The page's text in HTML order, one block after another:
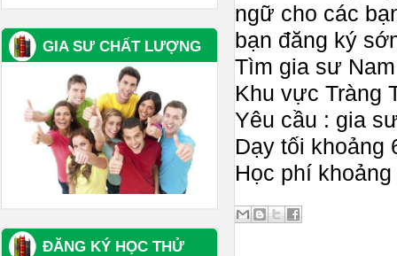
ngữ cho các
bạn đăng ký
Tìm gia sư
Khu vực Tràng
Yêu cầu : gia
Dạy tối khoảng
Học phí
GIA SƯ CHẤT LƯỢNG
ĐĂNG KÝ HỌC THỬ